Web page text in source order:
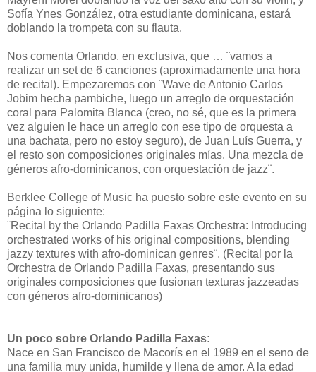
Sofía Ynes González, otra estudiante dominicana, estará
doblando la trompeta con su flauta.
Nos comenta Orlando, en exclusiva, que … ¨vamos a
realizar un set de 6 canciones (aproximadamente una hora
de recital). Empezaremos con ¨Wave de Antonio Carlos
Jobim hecha pambiche, luego un arreglo de orquestación
coral para Palomita Blanca (creo, no sé, que es la primera
vez alguien le hace un arreglo con ese tipo de orquesta a
una bachata, pero no estoy seguro), de Juan Luís Guerra, y
el resto son composiciones originales mías. Una mezcla de
géneros afro-dominicanos, con orquestación de jazz¨.
Berklee College of Music ha puesto sobre este evento en su
página lo siguiente:
¨Recital by the Orlando Padilla Faxas Orchestra: Introducing
orchestrated works of his original compositions, blending
jazzy textures with afro-dominican genres¨. (Recital por la
Orchestra de Orlando Padilla Faxas, presentando sus
originales composiciones que fusionan texturas jazzeadas
con géneros afro-dominicanos)
Un poco sobre Orlando Padilla Faxas:
Nace en San Francisco de Macorís en el 1989 en el seno de
una familia muy unida, humilde y llena de amor. A la edad